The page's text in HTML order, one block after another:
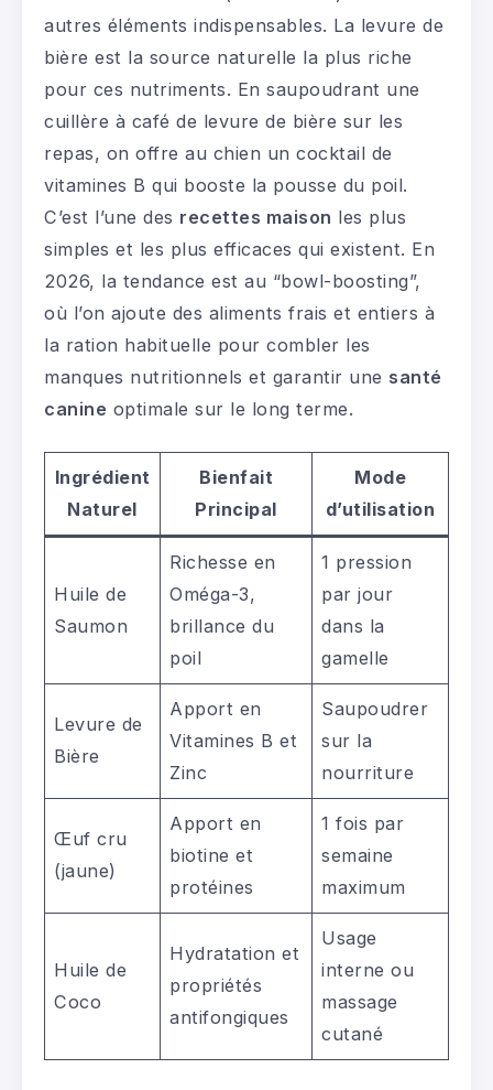
autres éléments indispensables. La levure de
bière est la source naturelle la plus riche
pour ces nutriments. En saupoudrant une
cuillère à café de levure de bière sur les
repas, on offre au chien un cocktail de
vitamines B qui booste la pousse du poil.
C’est l’une des recettes maison les plus
simples et les plus efficaces qui existent. En
2026, la tendance est au “bowl-boosting”,
où l’on ajoute des aliments frais et entiers à
la ration habituelle pour combler les
manques nutritionnels et garantir une santé
canine optimale sur le long terme.
Ingrédient
Naturel
Bienfait
Principal
Mode
d’utilisation
Huile de
Saumon
Richesse en
Oméga-3,
brillance du
poil
1 pression
par jour
dans la
gamelle
Levure de
Bière
Apport en
Vitamines B et
Zinc
Saupoudrer
sur la
nourriture
Œuf cru
(jaune)
Apport en
biotine et
protéines
1 fois par
semaine
maximum
Huile de
Coco
Hydratation et
propriétés
antifongiques
Usage
interne ou
massage
cutané